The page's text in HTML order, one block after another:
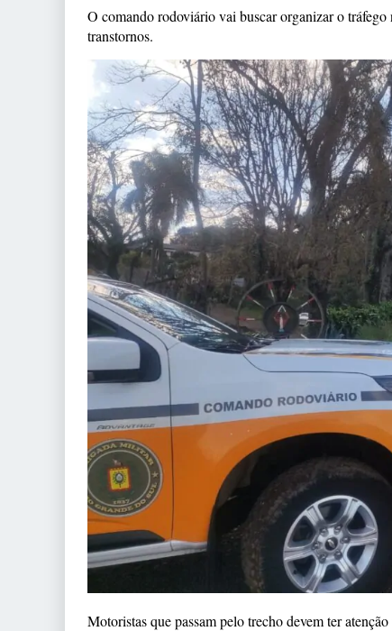
O comando rodoviário vai buscar organizar o
transtornos.
Motoristas que passam pelo trecho devem ter